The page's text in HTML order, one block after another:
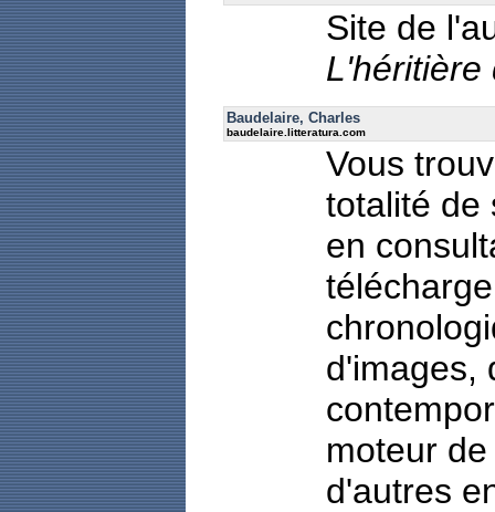
Site de
L'héritière
Baudelaire, Charles
baudelaire.litteratura.com
Vous
totalité de
en
d'images,
moteur
d'autres